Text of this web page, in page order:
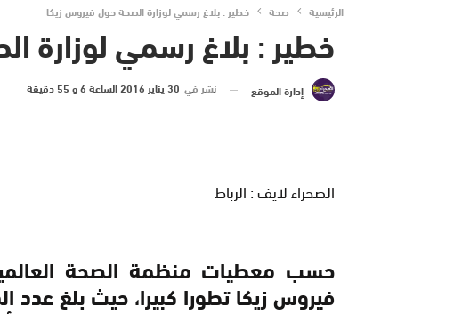
الرئيسية صحة خطير : بلاغ رسمي لوزارة الصحة حول فيروس زيكا
خطير : بلاغ رسمي لوزارة
إدارة الموقع نشر في 30 يناير 2016 الساعة 6 و 55 دقيقة
الصحراء لايف : الرباط
حسب معطيات منظمة الصحة
فيروس زيكا تطورا كبيرا، حيث بلغ عدد